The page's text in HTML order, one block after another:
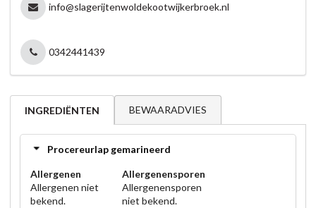
info@slagerijtenwoldekootwijkerbroek.nl
0342441439
INGREDIËNTEN BEWAARADVIES
Procereurlap gemarineerd
Allergenen
Allergenen niet
bekend.
Allergenensporen
Allergenensporen
niet bekend.